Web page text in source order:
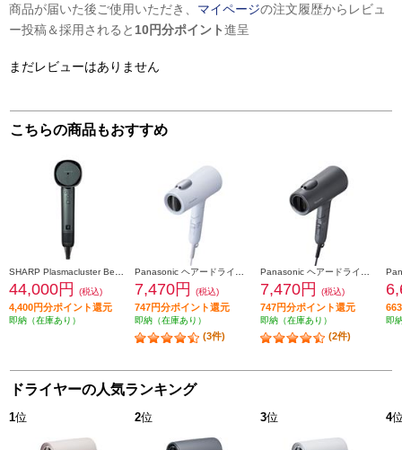
商品が届いた後ご使用いただき、 マイページの注文履歴からレビュ
ー投稿＆採用されると 10円分ポイント進呈
まだレビューはありません
こちらの商品もおすすめ
44,000円 (税込)
4,400円分ポイント還元
即納（在庫あり）
7,470円 (税込)
747円分ポイント還元
即納（在庫あり）
(3件)
7,470円 (税込)
747円分ポイント還元
即納（在庫あり）
(2件)
即
ドライヤーの人気ランキング
1位 2位 3位 4